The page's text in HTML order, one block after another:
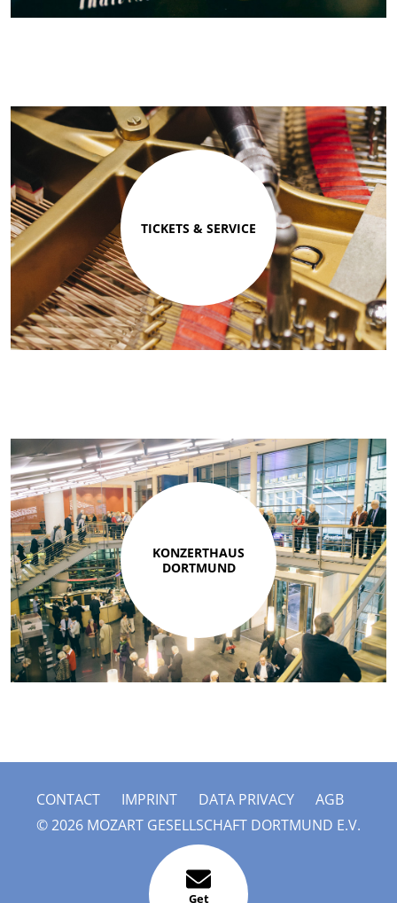
TICKETS & SERVICE
KONZERTHAUS
DORTMUND
CONTACT IMPRINT DATA PRIVACY
AGB
© 2026 MOZART GESELLSCHAFT DORTMUND E.V.
Get